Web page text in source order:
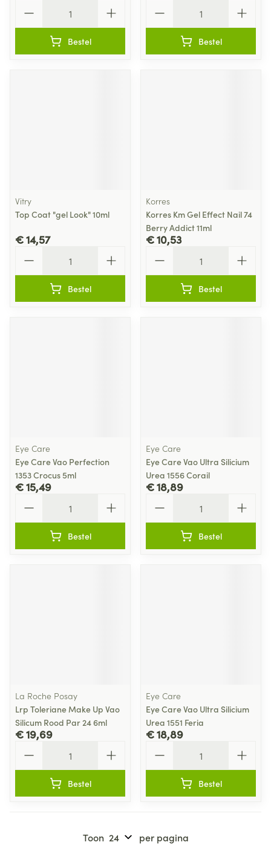
Bestel Bestel
Vitry
Top Coat "gel Look" 10ml
€ 14,57
Bestel
Korres
Korres Km Gel Effect Nail 74
Berry Addict 11ml
€ 10,53
Bestel
Eye Care
Eye Care Vao Perfection
1353 Crocus 5ml
€ 15,49
Bestel
Eye Care
Eye Care Vao Ultra Silicium
Urea 1556 Corail
€ 18,89
Bestel
La Roche Posay
Lrp Toleriane Make Up Vao
Silicum Rood Par 24 6ml
€ 19,69
Bestel
Eye Care
Eye Care Vao Ultra Silicium
Urea 1551 Feria
€ 18,89
Bestel
Toon per pagina